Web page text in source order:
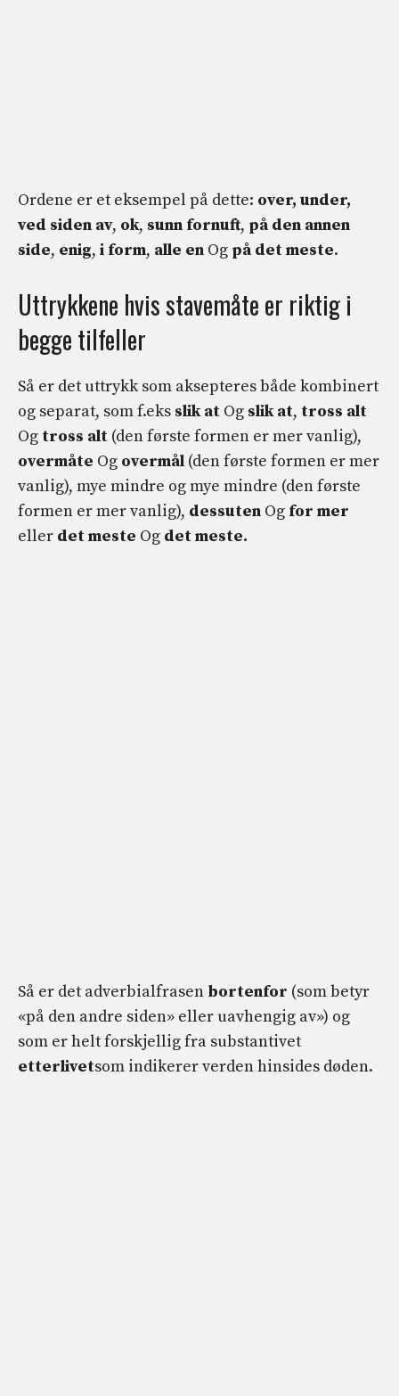
Ordene er et eksempel på dette: over, under,
ved siden av, ok, sunn fornuft, på den annen
side, enig, i form, alle en Og på det meste.
Uttrykkene hvis stavemåte er riktig i
begge tilfeller
Så er det uttrykk som aksepteres både kombinert
og separat, som f.eks slik at Og slik at, tross alt
Og tross alt (den første formen er mer vanlig),
overmåte Og overmål (den første formen er mer
vanlig), mye mindre og mye mindre (den første
formen er mer vanlig), dessuten Og for mer
eller det meste Og det meste.
Så er det adverbialfrasen bortenfor (som betyr
«på den andre siden» eller uavhengig av») og
som er helt forskjellig fra substantivet
etterlivetsom indikerer verden hinsides døden.